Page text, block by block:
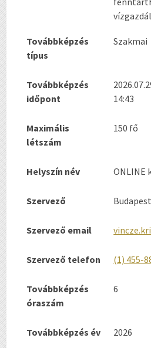
Továbbképzés
típus
Szakmai
Továbbképzés
időpont
14:43
Maximális
létszám
150 fő
Helyszín név ONLINE
Szervező
Szervező email
Szervező telefon (1) 455-
Továbbképzés
óraszám
6
Továbbképzés év 2026